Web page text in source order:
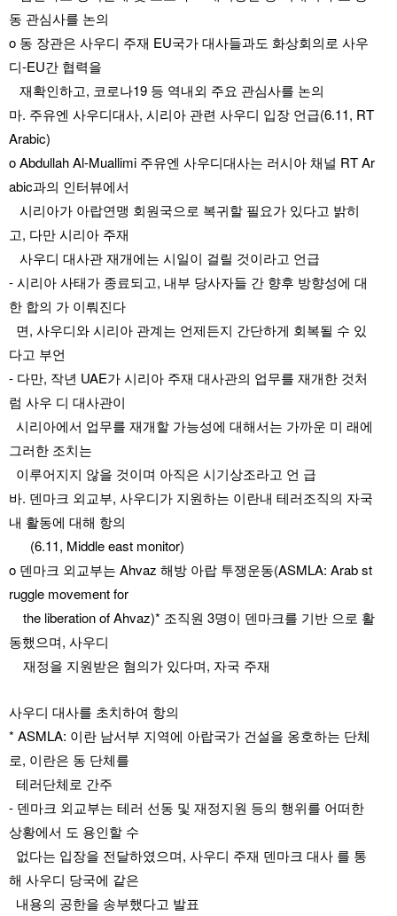
동 관심사를 논의
o 동 장관은 사우디 주재 EU국가 대사들과도 화상회의로 사우
디-EU간 협력을
   재확인하고, 코로나19 등 역내외 주요 관심사를 논의
마. 주유엔 사우디대사, 시리아 관련 사우디 입장 언급(6.11, RT
Arabic)
o Abdullah Al-Muallimi 주유엔 사우디대사는 러시아 채널 RT Ar
abic과의 인터뷰에서
고, 다만 시리아 주재
   사우디 대사관 재개에는 시일이 걸릴 것이라고 언급
- 시리아 사태가 종료되고, 내부 당사자들 간 향후 방향성에 대
한 합의 가 이뤄진다
다고 부언
- 다만, 작년 UAE가 시리아 주재 대사관의 업무를 재개한 것처
럼 사우 디 대사관이
그러한 조치는
  이루어지지 않을 것이며 아직은 시기상조라고 언 급
바. 덴마크 외교부, 사우디가 지원하는 이란내 테러조직의 자국
내 활동에 대해 항의
      (6.11, Middle east monitor)
o 덴마크 외교부는 Ahvaz 해방 아랍 투쟁운동(ASMLA: Arab st
ruggle movement for
동했으며, 사우디
    재정을 지원받은 혐의가 있다며, 자국 주재
사우디 대사를 초치하여 항의
* ASMLA: 이란 남서부 지역에 아랍국가 건설을 옹호하는 단체
로, 이란은 동 단체를
테러단체로 간주
- 덴마크 외교부는 테러 선동 및 재정지원 등의 행위를 어떠한
상황에서 도 용인할 수
해 사우디 당국에 같은
내용의 공한을 송부했다고 발표